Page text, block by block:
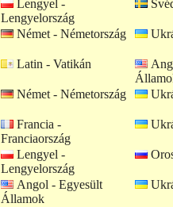
Lengyel -
Lengyelország
Német - Németország
Latin - Vatikán
Német - Németország
Francia -
Franciaország
Lengyel -
Lengyelország
Angol - Egyesült
Államok